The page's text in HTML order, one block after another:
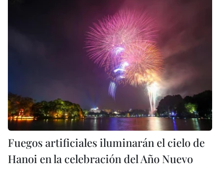
Fuegos artificiales iluminarán el cielo de
Hanoi en la celebración del Año Nuevo